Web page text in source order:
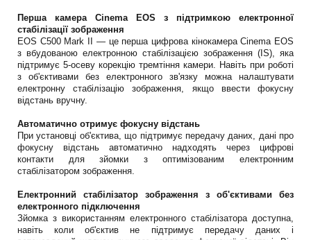
Перша камера Cinema EOS з підтримкою електронної
стабілізації зображення
EOS C500 Mark II — це перша цифрова кінокамера Cinema EOS
з вбудованою електронною стабілізацією зображення (IS), яка
підтримує 5-осеву корекцію тремтіння камери. Навіть при роботі
з об'єктивами без електронного зв'язку можна налаштувати
електронну стабілізацію зображення, якщо ввести фокусну
відстань вручну.
Автоматично отримує фокусну відстань
При установці об'єктива, що підтримує передачу даних, дані про
фокусну відстань автоматично надходять через цифрові
контакти для зйомки з оптимізованим електронним
стабілізатором зображення.
Електронний стабілізатор зображення з об'єктивами без
електронного підключення
Зйомка з використанням електронного стабілізатора доступна,
навіть коли об'єктив не підтримує передачу даних і